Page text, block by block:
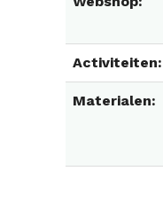
Activiteiten:
Materialen: